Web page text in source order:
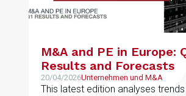
M&A and PE in Europe:
Results and Forecasts
20/04/2026Unternehmen und M&A
This latest edition analyses trends